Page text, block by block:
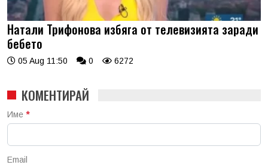
Натали Трифонова избяга от телевизията заради
бебето
05 Aug 11:50 0 6272
КОМЕНТИРАЙ
Име *
Email